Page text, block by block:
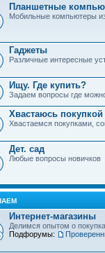
Планшетные
Мобильные компьютеры
Гаджеты
Различные интересные
Ищу. Где купить?
Задаем вопросы где
Хвастаюсь покупкой
Хвастаемся покупками,
Дет. сад
Любые вопросы новичков
Интернет-магазины
Делимся опытом о
Подфорумы: